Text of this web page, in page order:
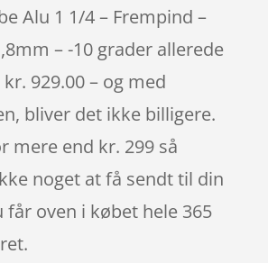
Alu 1 1/4 – Frempind –
– -10 grader allerede
929.00 – og med
bliver det ikke billigere.
mere end kr. 299 så
noget at få sendt til din
får oven i købet hele 365